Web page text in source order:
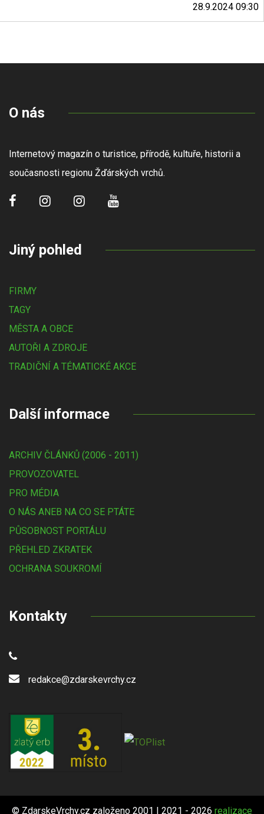
28.9.2024 09:30
O nás
Internetový magazín o turistice, přírodě, kultuře, historii a
současnosti regionu Žďárských vrchů.
Jiný pohled
FIRMY
TAGY
MĚSTA A OBCE
AUTOŘI A ZDROJE
TRADIČNÍ A TÉMATICKÉ AKCE
Další informace
ARCHIV ČLÁNKŮ (2006 - 2011)
PROVOZOVATEL
PRO MÉDIA
O NÁS ANEB NA CO SE PTÁTE
PŮSOBNOST PORTÁLU
PŘEHLED ZKRATEK
OCHRANA SOUKROMÍ
Kontakty
redakce@zdarskevrchy.cz
© ZdarskeVrchy.cz založeno 2001 | 2021 - 2026 realizace